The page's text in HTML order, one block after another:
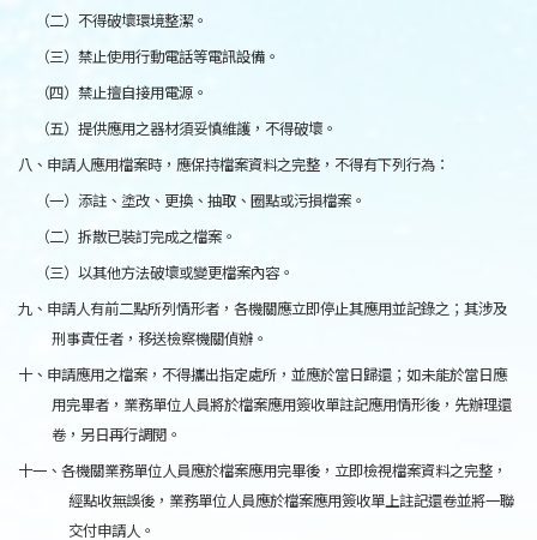
（二）不得破壞環境整潔。
（三）禁止使用行動電話等電訊設備。
（四）禁止擅自接用電源。
（五）提供應用之器材須妥慎維護，不得破壞。
八、申請人應用檔案時，應保持檔案資料之完整，不得有下列行為：
（一）添註、塗改、更換、抽取、圈點或污損檔案。
（二）拆散已裝訂完成之檔案。
（三）以其他方法破壞或變更檔案內容。
九、申請人有前二點所列情形者，各機關應立即停止其應用並記錄之；其涉及
刑事責任者，移送檢察機關偵辦。
十、申請應用之檔案，不得攜出指定處所，並應於當日歸還；如未能於當日應
用完畢者，業務單位人員將於檔案應用簽收單註記應用情形後，先辦理還
卷，另日再行調閱。
十一、各機關業務單位人員應於檔案應用完畢後，立即檢視檔案資料之完整，
經點收無誤後，業務單位人員應於檔案應用簽收單上註記還卷並將一聯
交付申請人。